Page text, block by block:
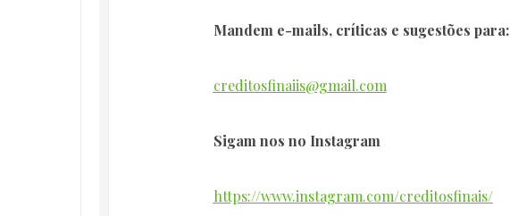
Mandem e-mails, críticas e sugestões para:
creditosfinaiis@gmail.com
Sigam nos no Instagram
https://www.instagram.com/creditosfinais/